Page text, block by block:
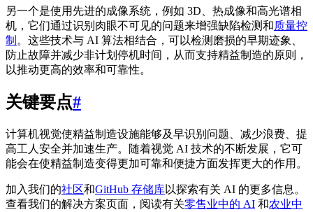
另一个是使用先进的成像系统，例如 3D、热成像和高光谱相
机，它们通过识别肉眼不可见的问题来增强缺陷检测和质量控
制 。这些技术与 AI 算法相结合，可以检测磨损的早期迹象、
防止故障并减少非计划停机时间，从而支持精益制造的原则，
以推动更高的效率和可靠性。
关键要点#
计算机视觉使精益制造设施能够及早识别问题、减少浪费、提
高工人安全并加速生产。随着视觉 AI 技术的不断发展，它可
能会在使精益制造变得更加可靠和便捷方面发挥更大的作用。
加入我们的社区和GitHub 存储库以探索有关 AI 的更多信息。
查看我们的解决方案页面，阅读有关零售业中的 AI 和农业中